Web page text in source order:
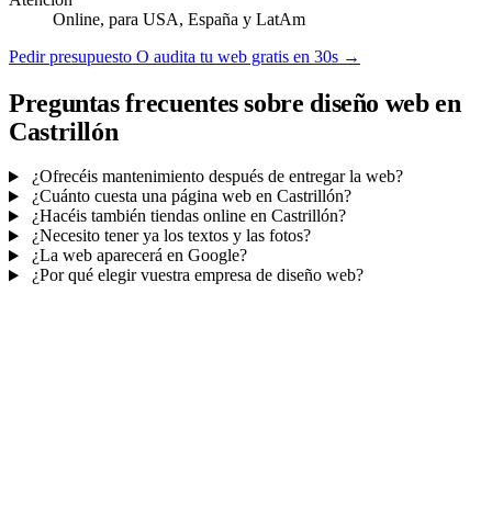
Online, para USA, España y LatAm
Pedir presupuesto O audita tu web gratis en 30s →
Preguntas frecuentes sobre diseño web en
Castrillón
¿Ofrecéis mantenimiento después de entregar la web?
¿Cuánto cuesta una página web en Castrillón?
¿Hacéis también tiendas online en Castrillón?
¿Necesito tener ya los textos y las fotos?
¿La web aparecerá en Google?
¿Por qué elegir vuestra empresa de diseño web?